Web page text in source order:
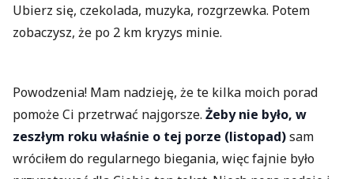
Ubierz się, czekolada, muzyka, rozgrzewka. Potem
zobaczysz, że po 2 km kryzys minie.
Powodzenia! Mam nadzieję, że te kilka moich porad
pomoże Ci przetrwać najgorsze. Żeby nie było, w
zeszłym roku właśnie o tej porze (listopad)sam
wróciłem do regularnego biegania, więc fajnie było